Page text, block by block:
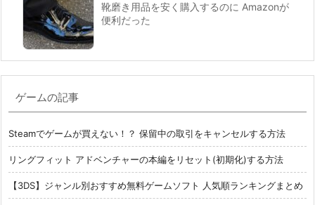
靴磨き用品を安く購入するのに Amazonが
便利だった
ゲームの記事
Steamでゲームが買えない！？ 保留中の取引をキャンセルする方法
リングフィット アドベンチャーの本編をリセット(初期化)する方法
【3DS】ジャンル別おすすめ無料ゲームソフト 人気順ランキングまとめ